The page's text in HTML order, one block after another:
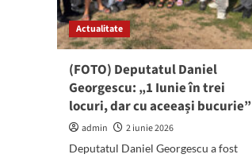
Actualitate
(FOTO) Deputatul Daniel
Georgescu: „1 Iunie în trei
locuri, dar cu aceeași bucurie”
admin
2 iunie 2026
Deputatul Daniel Georgescu a fost